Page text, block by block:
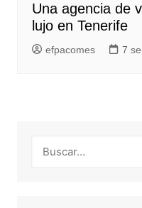
Una agencia de
lujo en Tenerife
efpacomes 7